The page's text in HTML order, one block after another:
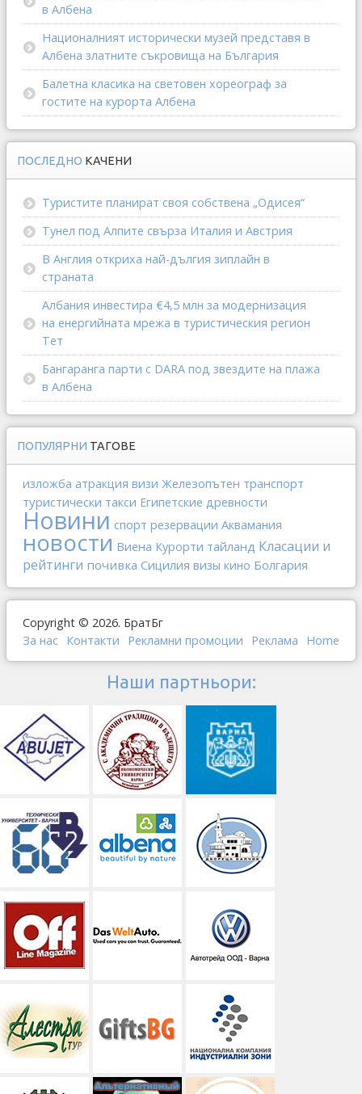
в Албена
Националният исторически музей представя в
Албена златните съкровища на България
Балетна класика на световен хореограф за
гостите на курорта Албена
ПОСЛЕДНО КАЧЕНИ
Туристите планират своя собствена „Одисея“
Тунел под Алпите свърза Италия и Австрия
В Англия откриха най-дългия зиплайн в
страната
Албания инвестира €4,5 млн за модернизация
на енергийната мрежа в туристическия регион
Тет
Бангаранга парти с DARA под звездите на плажа
в Албена
ПОПУЛЯРНИ ТАГОВЕ
изложба атракция визи Железопътен транспорт
туристически такси Египетские древности
Новини спорт резервации Аквамания
новости Виена Курорти тайланд Класации и
рейтинги почивка Сицилия визы кино Болгария
Copyright © 2026. БратБг
За нас Контакти Рекламни промоции Реклама Home
Наши партньори: